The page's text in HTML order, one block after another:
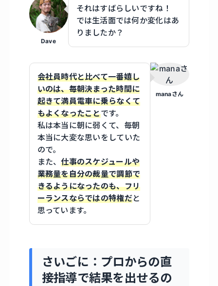
Dave
それはすばらしいですね！
では生活面では何か変化はあ
りましたか？
manaさん
会社員時代と比べて一番嬉し
いのは、毎朝決まった時間に
起きて満員電車に乗らなくて
もよくなったことです。
私は本当に朝に弱くて、毎朝
本当に大変な思いをしていた
ので。
また、仕事のスケジュールや
業務量を自分の裁量で調節で
きるようになったのも、フリ
ーランスならではの特権だと
思っています。
さいごに：プロからの直
接指導で結果を出せるの